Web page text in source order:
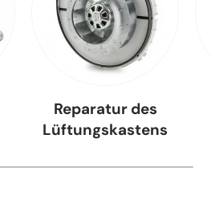
Reparatur des
Lüftungskastens